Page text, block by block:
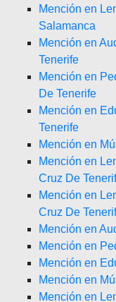
Mención en
Salamanca
Mención en
Tenerife
Mención en
De Tenerife
Mención en
Tenerife
Mención en
Mención en
Cruz De
Mención en
Cruz De
Mención en
Mención en
Mención en
Mención en
Mención en